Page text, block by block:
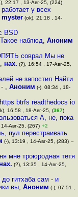
22:17 , 13-Авг-25, (224)
у всех
myster(ok), 21:18 , 14-
BSD
наблюд,Аноним
соврал Мы не
, нах. (?), 16:54 , 17-Авг-25,
не запостил Найти
, Аноним (-), 08:34 , 18-
btrfs readthedocs io
16:58 , 18-Авг-25, (367)
А, не, пока
Авг-25, (267) +2
пул перестраивать
(-), 13:19 , 14-Авг-25, (283) –
мне троюродная тетя
нах. (?), 13:35 , 14-Авг-25,
гитхаба сам - и
вы, Аноним (-), 07:51 ,